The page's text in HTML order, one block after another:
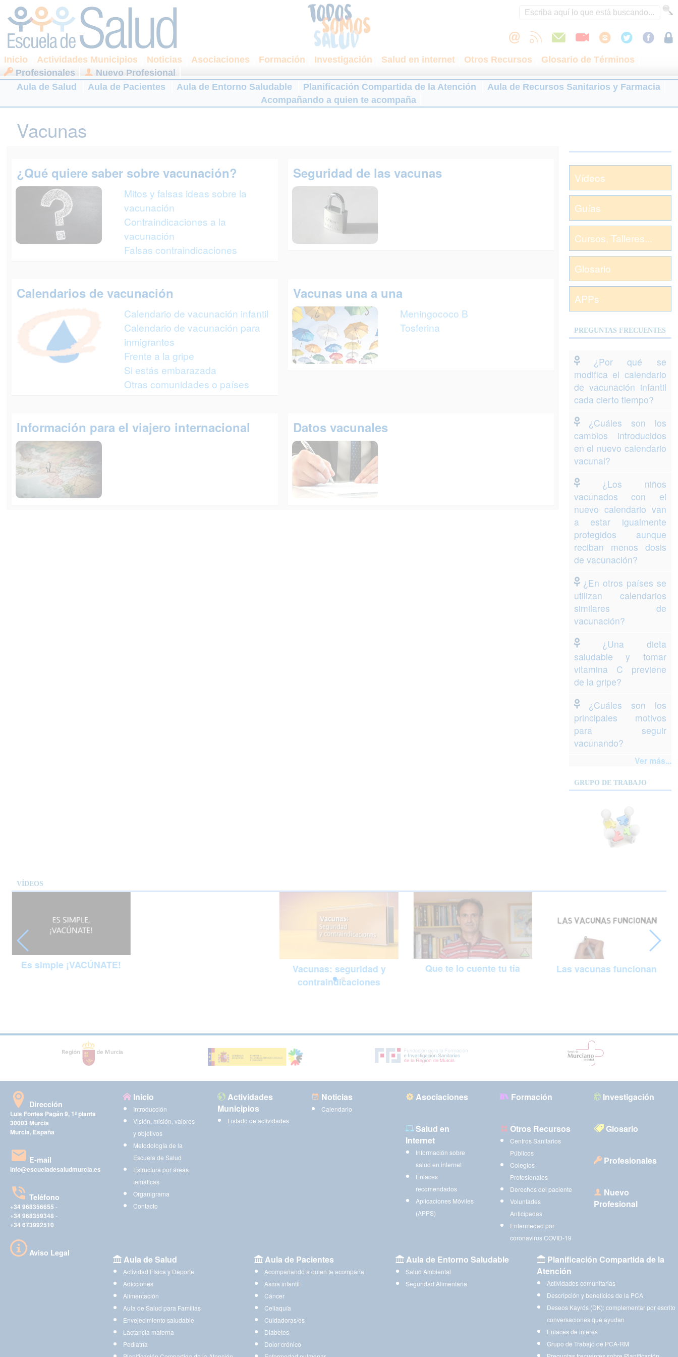
Inicio Actividades Municipios Noticias Asociaciones Formación Investigación Salud en internet Otros Recursos
Glosario de Términos
Profesionales
Nuevo Profesional
Aula de Salud
Aula de Pacientes Aula de Entorno Saludable Planificación Compartida de la Atención
Aula de Recursos Sanitarios y Farmacia
Acompañando a quien te acompaña
Vacunas
¿Qué quiere saber sobre vacunación?
Mitos y falsas ideas sobre la
vacunación
Contraindicaciones a la
vacunación
Falsas contraindicaciones
Seguridad de las vacunas
Calendarios de vacunación
Calendario de vacunación infantil
Calendario de vacunación para
inmigrantes
Frente a la gripe
Si estás embarazada
Otras comunidades o países
Vacunas una a una
Meningococo B
Tosferina
Información para el viajero internacional Datos vacunales
Vídeos
Guías
Cursos, Talleres...
Glosario
APPs
PREGUNTAS FRECUENTES
¿Por qué se
modifica el calendario
de vacunación infantil
cada cierto tiempo?
¿Cuáles son los
cambios introducidos
en el nuevo calendario
vacunal?
¿Los niños
vacunados con el
nuevo calendario van
a estar igualmente
protegidos aunque
reciban menos dosis
de vacunación?
¿En otros países se
utilizan calendarios
similares de
vacunación?
¿Una dieta
saludable y tomar
vitamina C previene
de la gripe?
¿Cuáles son los
principales motivos
para seguir
vacunando?
Ver más...
GRUPO DE TRABAJO
VÍDEOS
Es simple ¡VACÚNATE!
Vacunas: seguridad y
contraindicaciones
Que te lo cuente tu tía Las vacunas funcionan
Dirección
Luis Fontes Pagán 9, 1ª planta
30003 Murcia
Murcia, España
E-mail
info@escueladesaludmurcia.es
Teléfono
+34 968356655 -
+34 968359348 -
+34 673992510
Aviso Legal
Inicio
Introducción
Visión, misión, valores
y objetivos
Metodología de la
Escuela de Salud
Estructura por áreas
temáticas
Organigrama
Contacto
Actividades
Municipios
Listado de actividades
Noticias
Calendario
Asociaciones Formación Investigación
Salud en
Internet
Información sobre
salud en internet
Enlaces
recomendados
Aplicaciones Móviles
(APPS)
Otros Recursos
Centros Sanitarios
Públicos
Colegios
Profesionales
Derechos del paciente
Voluntades
Anticipadas
Enfermedad por
coronavirus COVID-19
Glosario
Profesionales
Nuevo
Profesional
Aula de Salud
Actividad Física y Deporte
Adicciones
Alimentación
Aula de Salud para Familias
Envejecimiento saludable
Lactancia materna
Pediatría
Aula de Pacientes
Acompañando a quien te acompaña
Asma infantil
Cáncer
Celiaquía
Cuidadoras/es
Diabetes
Dolor crónico
Aula de Entorno Saludable
Salud Ambiental
Seguridad Alimentaria
Planificación Compartida de la
Atención
Actividades comunitarias
Descripción y beneficios de la PCA
Deseos Kayrós (DK): complementar por escrito
conversaciones que ayudan
Enlaces de interés
Grupo de Trabajo de PCA-RM